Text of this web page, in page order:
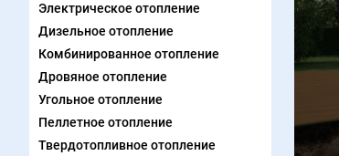
Электрическое отопление
Дизельное отопление
Комбинированное отопление
Дровяное отопление
Угольное отопление
Пеллетное отопление
Твердотопливное отопление